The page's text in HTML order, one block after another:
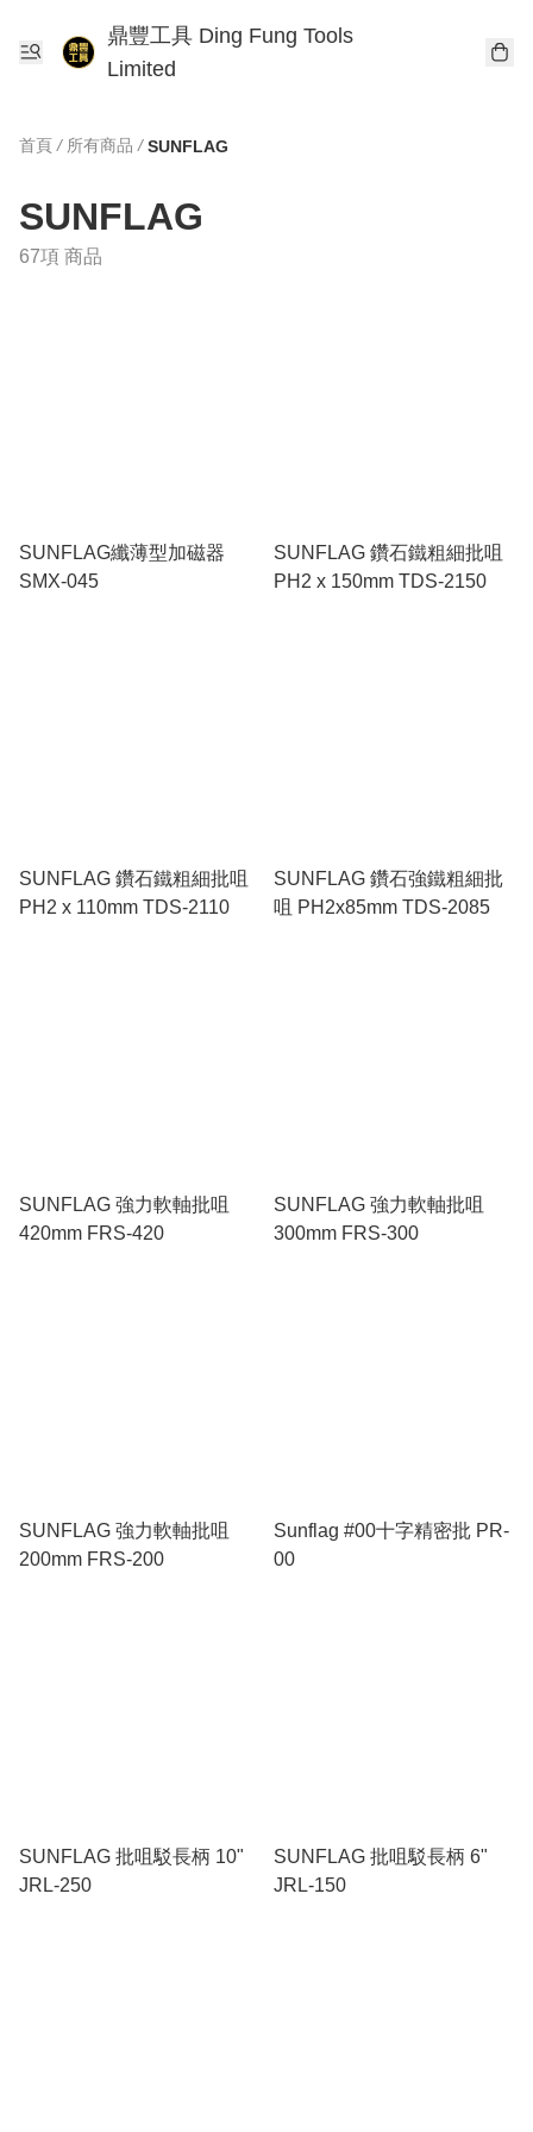
鼎豐工具 Ding Fung Tools
Limited
首頁 / 所有商品 / SUNFLAG
SUNFLAG
67項 商品
SUNFLAG纖薄型加磁器
SMX-045
SUNFLAG 鑽石鐵粗細批咀
PH2 x 150mm TDS-2150
SUNFLAG 鑽石鐵粗細批咀
PH2 x 110mm TDS-2110
SUNFLAG 鑽石強鐵粗細批
咀 PH2x85mm TDS-2085
SUNFLAG 強力軟軸批咀
420mm FRS-420
SUNFLAG 強力軟軸批咀
300mm FRS-300
SUNFLAG 強力軟軸批咀
200mm FRS-200
Sunflag #00十字精密批 PR-
00
SUNFLAG 批咀駁長柄 10"
JRL-250
SUNFLAG 批咀駁長柄 6"
JRL-150